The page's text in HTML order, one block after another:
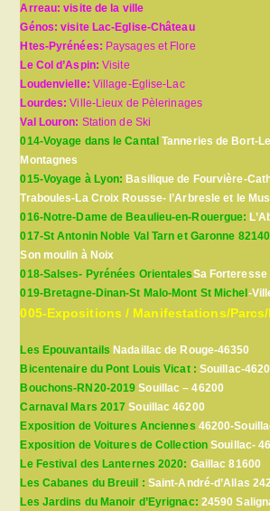
Arreau: visite de la ville
Génos: visite Lac-Eglise-Château
Htes-Pyrénées: Paysages et Flore
Le Col d’Aspin:Visite
Loudenvielle: Village-Eglise-Lac
Lourdes:Ville-Lieux de Pèlerinages
Val Louron: Station de Ski
014-Voyage dans le Cantal Tanneries de Bort-
Montagnes
015-Voyage à Lyon: Basilique de Fourvière-
Traboules-La Croix Rousse- l’Arbresle et le
016-Notre-Dame de Beaulieu-en-Rouergue:
017-St Antonin Noble Val Tarn et Garonne 82140
Son moulin à Noix
018-Salses- Pyrénées OrientalesSa Forteresse
019-Bretagne-Dinan-St Malo-Mont St Michel -
005-Expositions / Manifestations/Parcs/
Les Epouvantails Nadaillac de Rouge-46350
Bicentenaire du Pont Louis Vicat : Souillac-
Bouchons-RN20-2019Souillac – 46200
Carnaval Mars 2017 Souillac 46200
Exposition de Voitures Anciennes 46200-
Exposition de Voitures de Collection Souillac-
Le Festival des Lanternes 2020: Gaillac 81600
Les Cabanes du Breuil : Saint-André-d’Allas
Les Jardins du Manoir d’Eyrignac: 24590